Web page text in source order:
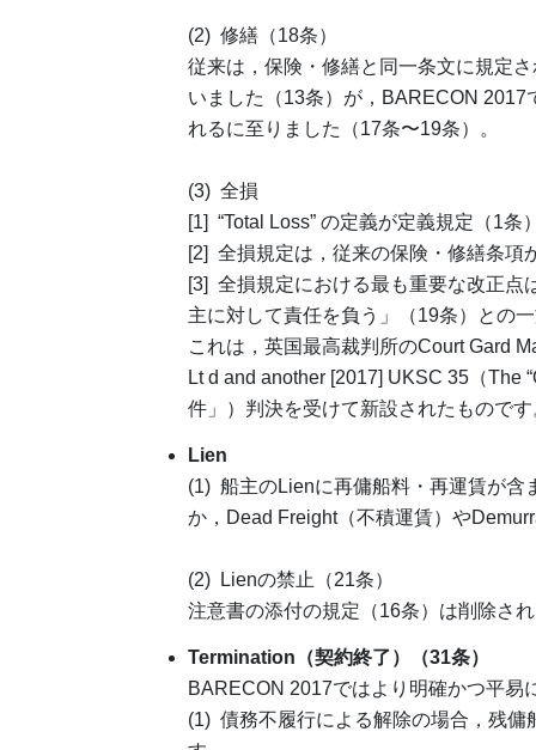
(2) 修繕（18条）
従来は，保険・修繕と同一条文に規定
いました（13条）が，BARECON
れるに至りました（17条〜19条）。
(3) 全損
[1] “Total Loss” の定義が定義規定（1条
[2] 全損規定は，従来の保険・修繕条項
[3] 全損規定における最も重要な改正点
主に対して責任を負う」（19条）との
これは，英国最高裁判所のCourt Gard
Lt d and another [2017] UKSC 35（The
件」）判決を受けて新設されたものです
Lien
(1) 船主のLienに再傭船料・再運賃が含
か，Dead Freight（不積運賃）や
(2) Lienの禁止（21条）
注意書の添付の規定（16条）は削除さ
Termination（契約終了）（31条）
BARECON 2017ではより明確かつ平易
(1) 債務不履行による解除の場合，残